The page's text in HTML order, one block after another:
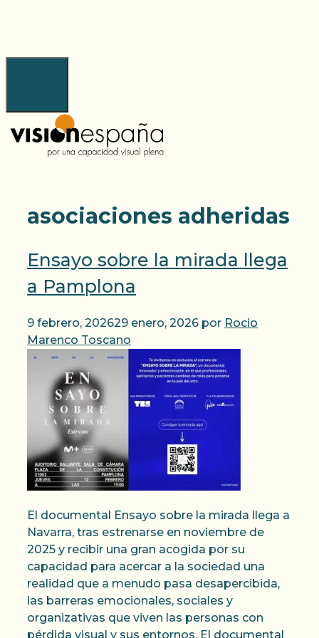
asociaciones adheridas
Ensayo sobre la mirada llega
a Pamplona
9 febrero, 202629 enero, 2026 por Rocio
Marenco Toscano
El documental Ensayo sobre la mirada llega a
Navarra, tras estrenarse en noviembre de
2025 y recibir una gran acogida por su
capacidad para acercar a la sociedad una
realidad que a menudo pasa desapercibida,
las barreras emocionales, sociales y
organizativas que viven las personas con
pérdida visual y sus entornos. El documental